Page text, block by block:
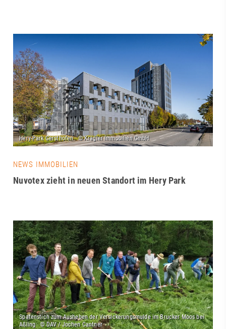
NEWS IMMOBILIEN
Nuvotex zieht in neuen Standort im Hery Park